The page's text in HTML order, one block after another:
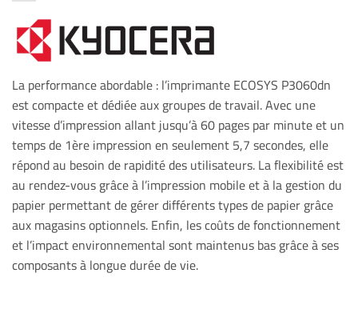
La performance abordable : l’imprimante ECOSYS P3060dn
est compacte et dédiée aux groupes de travail. Avec une
vitesse d’impression allant jusqu’à 60 pages par minute et un
temps de 1ère impression en seulement 5,7 secondes, elle
répond au besoin de rapidité des utilisateurs. La flexibilité est
au rendez-vous grâce à l’impression mobile et à la gestion du
papier permettant de gérer différents types de papier grâce
aux magasins optionnels. Enfin, les coûts de fonctionnement
et l’impact environnemental sont maintenus bas grâce à ses
composants à longue durée de vie.